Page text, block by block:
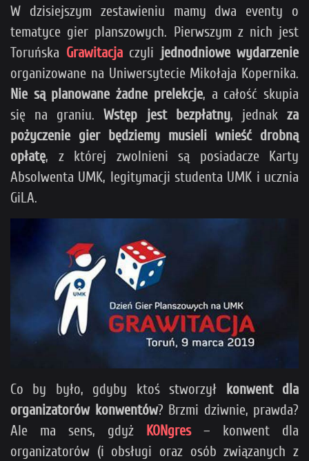
W dzisiejszym zestawieniu mamy dwa eventy o
tematyce gier planszowych. Pierwszym z nich jest
Toruńska Grawitacjaczyli jednodniowe wydarzenie
organizowane na Uniwersytecie Mikołaja Kopernika.
Nie są planowane żadne prelekcje, a całość skupia
się na graniu.Wstęp jest bezpłatny, jednakza
pożyczenie gier będziemy musieli wnieść drobną
opłatę, z której zwolnieni są posiadacze Karty
Absolwenta UMK, legitymacji studenta UMK i ucznia
GiLA.
Co by było, gdyby ktoś stworzył
konwent dla
organizatorów konwentów? Brzmi dziwnie, prawda?
Ale ma sens, gdyż
KONgres– konwent dla
organizatorów (i obsługi oraz osób związanych z